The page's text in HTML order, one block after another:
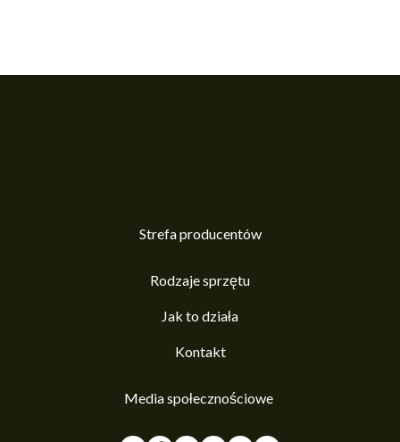
Strefa producentów
Rodzaje sprzętu
Jak to działa
Kontakt
Media społecznościowe